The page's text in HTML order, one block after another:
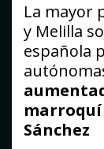
La mayor
y Melilla
española
marroquí
Sánchez